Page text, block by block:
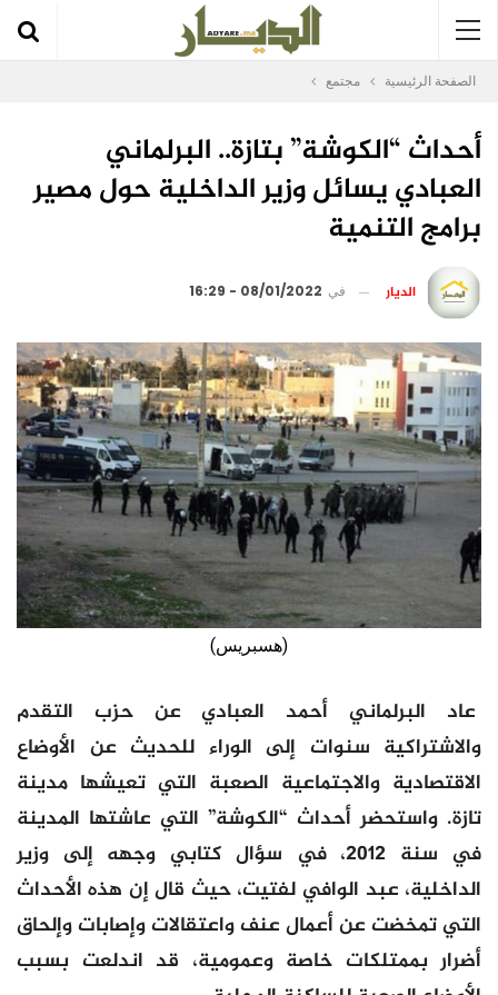
الصفحة الرئيسية مجتمع
أحداث “الكوشة” بتازة.. البرلماني
العبادي يسائل وزير الداخلية حول مصير
برامج التنمية
الديار في 08/01/2022 - 16:29
(هسبريس)
عاد البرلماني أحمد العبادي عن حزب التقدم
والاشتراكية سنوات إلى الوراء للحديث عن الأوضاع
الاقتصادية والاجتماعية الصعبة التي تعيشها مدينة
تازة. واستحضر أحداث “الكوشة” التي عاشتها المدينة
في سنة 2012، في سؤال كتابي وجهه إلى وزير
الداخلية، عبد الوافي لفتيت، حيث قال إن هذه الأحداث
التي تمخضت عن أعمال عنف واعتقالات وإصابات وإلحاق
أضرار بممتلكات خاصة وعمومية، قد اندلعت بسبب